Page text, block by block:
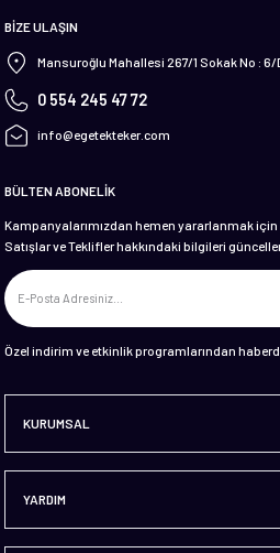
BİZE ULAŞIN
Mansuroğlu Mahallesi 267/1 Sokak No :
0 554 245 47 72
info@egetekteker.com
KURUMSAL
YARDIM
BÜLTEN ABONELİK
Kampanyalarımızdan hemen yararlanmak
Satışlar ve Teklifler hakkındaki bilgileri
Özel indirim ve etkinlik programlarından